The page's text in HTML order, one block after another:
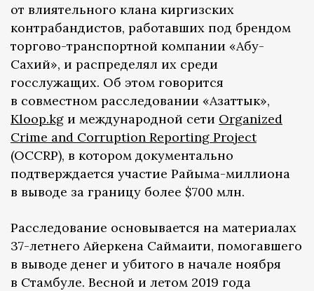
от влиятельного клана киргизских
контрабандистов, работавших под брендом
торгово-транспортной компании «Абу-
Сахий», и распределял их среди
госслужащих. Об этом говорится
в совместном расследовании «Азаттык»,
Kloop.kg и международной сети Organized
Crime and Corruption Reporting Project
(OCCRP), в котором документально
подтверждается участие Райыма-миллиона
в выводе за границу более $700 млн.
Расследование основывается на материалах
37-летнего Айеркена Саймаити, помогавшего
в выводе денег и убитого в начале ноября
в Стамбуле. Весной и летом 2019 года